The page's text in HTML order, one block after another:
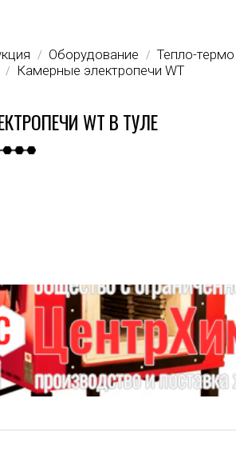
/ Оборудование / Тепло-
/ Камерные электропечи WT
WT В ТУЛЕ